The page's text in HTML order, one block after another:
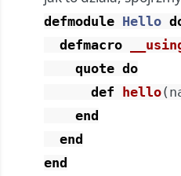
defmodule Hello
defmacro
quote do
def
hello(
end
end
end